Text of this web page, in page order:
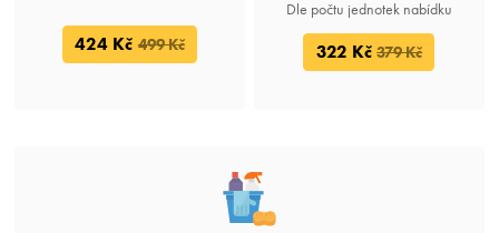
424 Kč 499 Kč
Dle počtu jednotek nabídku
322 Kč 379 Kč